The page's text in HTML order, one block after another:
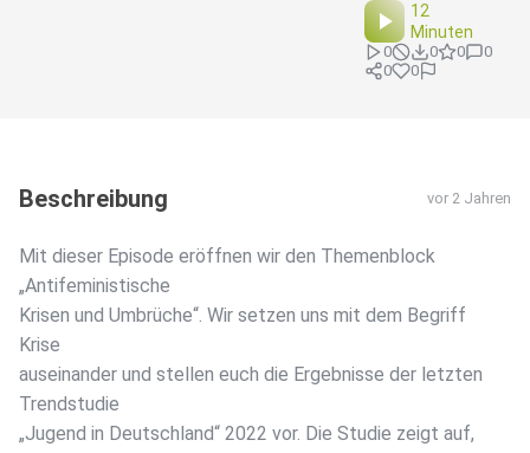
12
Minuten
0 0 0
0
0
0
Beschreibung vor 2 Jahren
Mit dieser Episode eröffnen wir den Themenblock
„Antifeministische
Krisen und Umbrüche“. Wir setzen uns mit dem Begriff
Krise
auseinander und stellen euch die Ergebnisse der letzten
Trendstudie
„Jugend in Deutschland“ 2022 vor. Die Studie zeigt auf,